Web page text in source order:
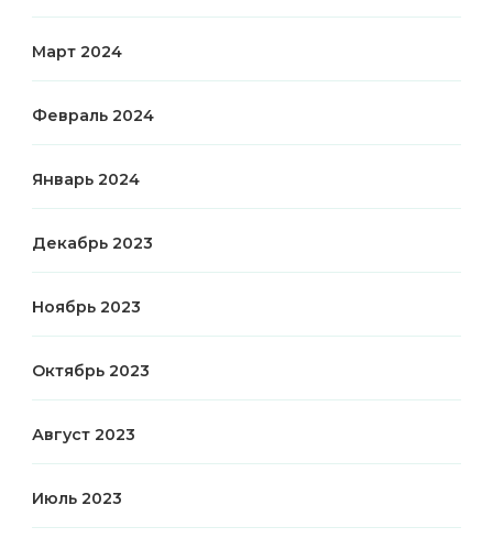
Март 2024
Февраль 2024
Январь 2024
Декабрь 2023
Ноябрь 2023
Октябрь 2023
Август 2023
Июль 2023